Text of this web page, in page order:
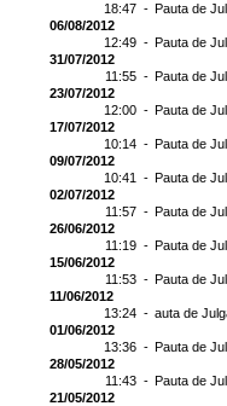
18:47 - Pauta de
06/08/2012
12:49 - Pauta de
31/07/2012
11:55 - Pauta de
23/07/2012
12:00 - Pauta de
17/07/2012
10:14 - Pauta de
09/07/2012
10:41 - Pauta de
02/07/2012
11:57 - Pauta de
26/06/2012
11:19 - Pauta de
15/06/2012
11:53 - Pauta de
11/06/2012
13:24 - auta de
01/06/2012
13:36 - Pauta de
28/05/2012
11:43 - Pauta de
21/05/2012